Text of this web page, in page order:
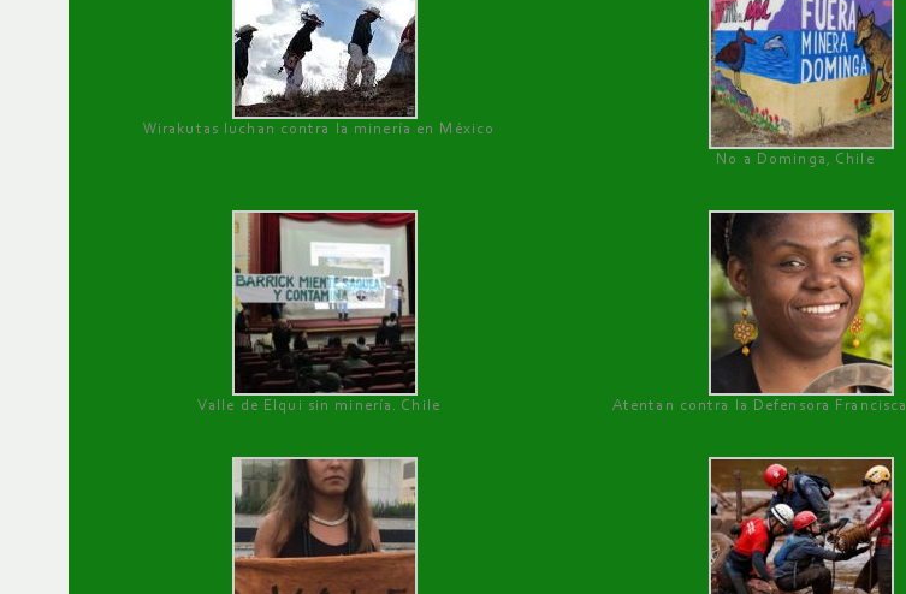
Wirakutas luchan contra la minería en México
No a Dominga, Chile
Valle de Elqui sin minería. Chile Atentan contra la Defensora